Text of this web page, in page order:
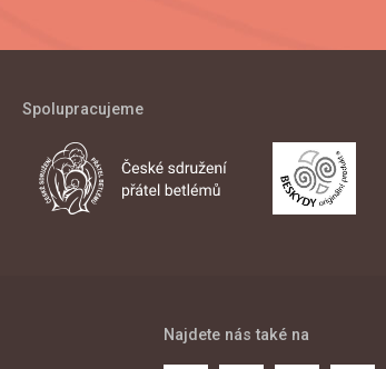
Spolupracujeme
Najdete nás také na